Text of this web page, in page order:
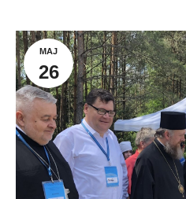
MAJ
26